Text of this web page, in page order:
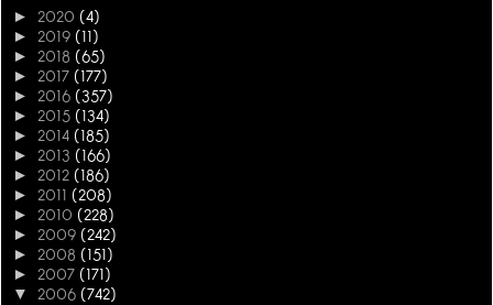
► 2020 (4)
► 2019 (11)
► 2018 (65)
► 2017 (177)
► 2016 (357)
► 2015 (134)
► 2014 (185)
► 2013 (166)
► 2012 (186)
► 2011 (208)
► 2010 (228)
► 2009 (242)
► 2008 (151)
► 2007 (171)
▼ 2006 (742)